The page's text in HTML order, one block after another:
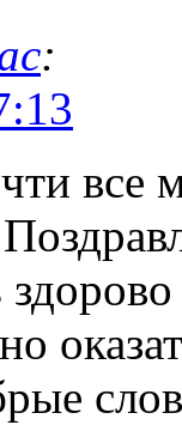
:
все